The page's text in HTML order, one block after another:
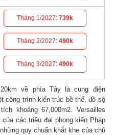
Tháng 1/2027:739k
Tháng 2/2027:490k
Tháng 3/2027:490k
về phía Tây là cung điện
công trình kiến trúc bề thế, đồ sộ
khoảng 67,000m2. Versailles
các triều đại phong kiến Pháp
quy chuẩn khắt khe của chủ